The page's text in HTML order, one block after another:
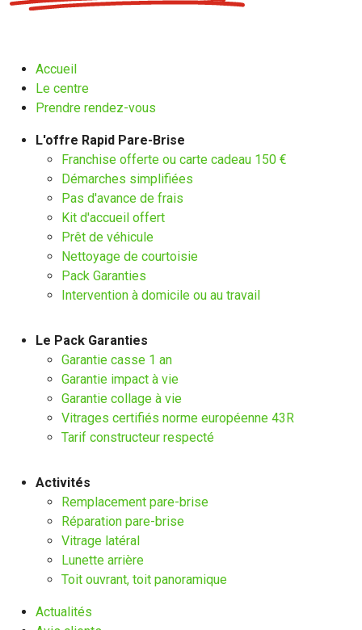
Accueil
Le centre
Prendre rendez-vous
L'offre Rapid Pare-Brise
Franchise offerte ou carte cadeau 150 €
Démarches simplifiées
Pas d'avance de frais
Kit d'accueil offert
Prêt de véhicule
Nettoyage de courtoisie
Pack Garanties
Intervention à domicile ou au travail
Le Pack Garanties
Garantie casse 1 an
Garantie impact à vie
Garantie collage à vie
Vitrages certifiés norme européenne 43R
Tarif constructeur respecté
Activités
Remplacement pare-brise
Réparation pare-brise
Vitrage latéral
Lunette arrière
Toit ouvrant, toit panoramique
Actualités